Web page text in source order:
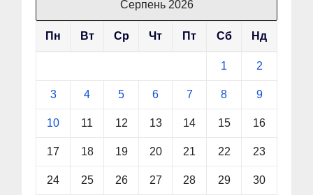
Серпень 2026
Пн Вт Ср Чт Пт Сб Нд
1 2
3 4 5 6 7 8 9
10 11 12 13 14 15 16
17 18 19 20 21 22 23
24 25 26 27 28 29 30